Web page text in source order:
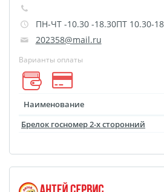
Конверты
Пластиковые карты
Флаги
Футляр для CD/DVD
Костеры
Зеркала
Грамоты и дипломы
Фотокристаллы
УФ печать на чехлах
ПН-ЧТ -10.30 -18.30ПТ 10.30-
202358@mail.ru
Варианты оплаты
Наименование
Брелок госномер 2-х сторонний